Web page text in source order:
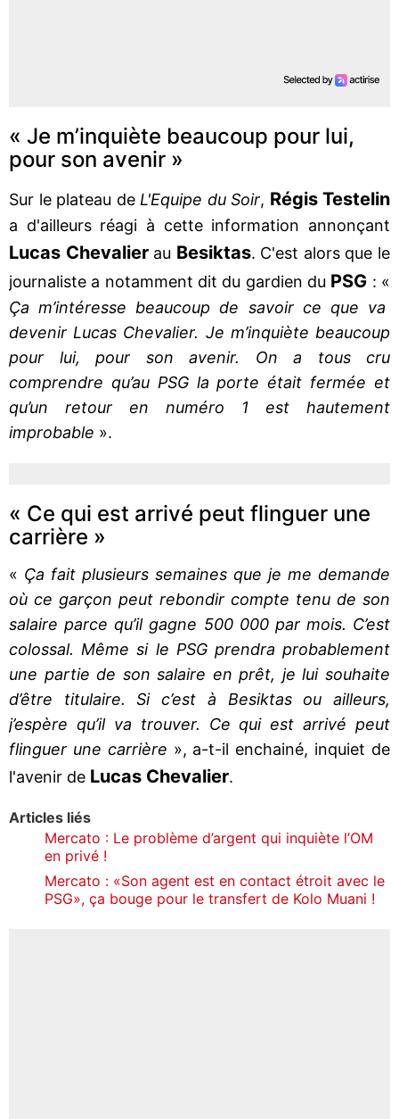
« Je m’inquiète beaucoup pour lui,
pour son avenir »
Sur le plateau de L'Equipe du Soir, Régis Testelin
a d'ailleurs réagi à cette information annonçant
Lucas Chevalierau Besiktas. C'est alors que le
journaliste a notamment dit du gardien du PSG : «
Ça m’intéresse beaucoup de savoir ce que va
devenir Lucas Chevalier. Je m’inquiète beaucoup
pour lui, pour son avenir. On a tous cru
comprendre qu’au PSG la porte était fermée et
qu’un retour en numéro 1 est hautement
improbable ».
« Ce qui est arrivé peut flinguer une
carrière »
« Ça fait plusieurs semaines que je me demande
où ce garçon peut rebondir compte tenu de son
salaire parce qu’il gagne 500 000 par mois. C’est
colossal. Même si le PSG prendra probablement
une partie de son salaire en prêt, je lui souhaite
d’être titulaire. Si c’est à Besiktas ou ailleurs,
j’espère qu’il va trouver. Ce qui est arrivé peut
flinguer une carrière », a-t-il enchainé, inquiet de
l'avenir de Lucas Chevalier.
Articles liés
Mercato : Le problème d’argent qui inquiète l’OM
en privé !
Mercato : «Son agent est en contact étroit avec le
PSG», ça bouge pour le transfert de Kolo Muani !